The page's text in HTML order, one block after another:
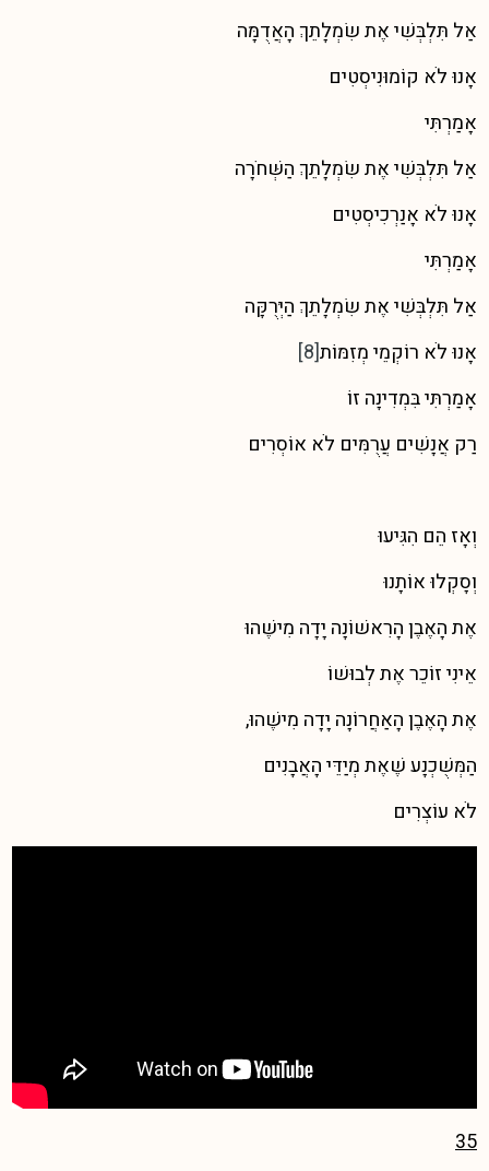
אַל תִּלְבְּשִׁי אֶת שִׂמְלָתֵךְ הָאֲדֻמָּה
אָנוּ לֹא קוֹמוּנִיסְטִים
אָמַרְתִּי
אַל תִּלְבְּשִׁי אֶת שִׂמְלָתֵךְ הַשְּׁחֹרָה
אָנוּ לֹא אָנַרְכִיסְטִים
אָמַרְתִּי
אַל תִּלְבְּשִׁי אֶת שִׂמְלָתֵךְ הַיְּרֻקָּה
אָנוּ לֹא רוֹקְמֵי מְזִמּוֹת[8]
אָמַרְתִּי בִּמְדִינָה זוֹ
רַק אֲנָשִׁים עֲרֻמִּים לֹא אוֹסְרִים
וְאָז הֵם הִגִּיעוּ
וְסָקְלוּ אוֹתָנוּ
אֶת הָאֶבֶן הָרִאשׁוֹנָה יָדָה מִישֶׁהוּ
אֵינִי זוֹכֵר אֶת לְבוּשׁוֹ
אֶת הָאֶבֶן הָאַחֲרוֹנָה יָדָה מִישֶׁהוּ,
הַמְּשֻׁכְנָע שֶׁאֶת מְיַדֵּי הָאֲבָנִים
לֹא עוֹצְרִים
35